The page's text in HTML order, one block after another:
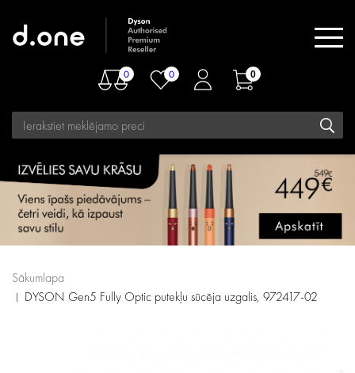
0 0 0
Sākumlapa
DYSON Gen5 Fully Optic putekļu sūcēja uzgalis, 972417-02